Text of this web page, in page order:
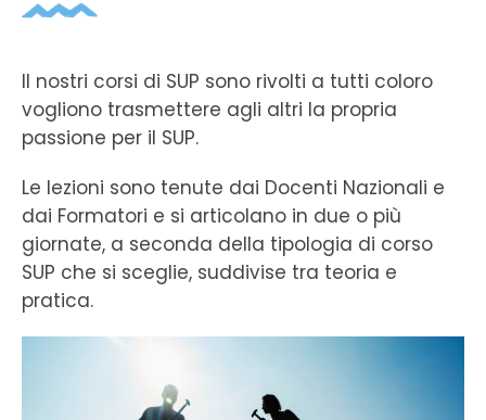
Il nostri corsi di SUP sono rivolti a tutti coloro
vogliono trasmettere agli altri la propria
passione per il SUP.
Le lezioni sono tenute dai Docenti Nazionali e
dai Formatori e si articolano in due o più
giornate, a seconda della tipologia di corso
SUP che si sceglie, suddivise tra teoria e
pratica.